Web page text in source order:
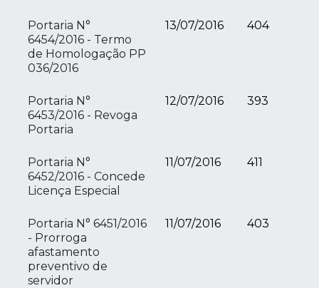
Portaria N°
6454/2016 - Termo
de Homologação PP
036/2016
13/07/2016 404
Portaria N°
6453/2016 - Revoga
Portaria
12/07/2016 393
Portaria N°
6452/2016 - Concede
Licença Especial
11/07/2016 411
Portaria N° 6451/2016
- Prorroga
afastamento
preventivo de
servidor
11/07/2016 403